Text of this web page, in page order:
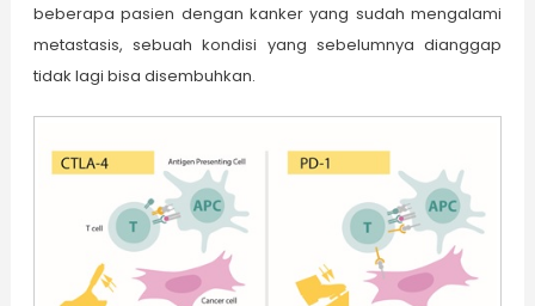
beberapa pasien dengan kanker yang sudah mengalami
metastasis, sebuah kondisi yang sebelumnya dianggap
tidak lagi bisa disembuhkan.